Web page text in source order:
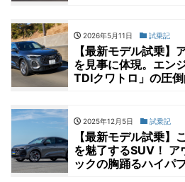
2026年5月11日 試乗記
【最新モデル試乗】
を見事に体現。エン
TDIクワトロ」の圧
2025年12月5日 試乗記
【最新モデル試乗】
を魅了するSUV！
ックの胸踊るハイパ